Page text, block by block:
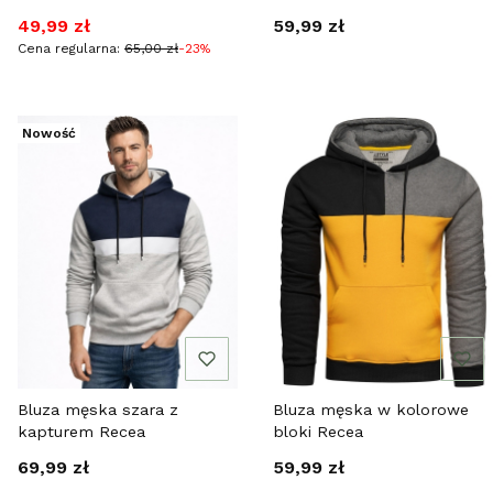
Cena promocyjna
49,99 zł
Cena regularna: 65,00 zł-23%
Cena
59,99 zł
Nowość
Bluza męska szara z
kapturem Recea
Cena
69,99 zł
Bluza męska w kolorowe
bloki Recea
Cena
59,99 zł